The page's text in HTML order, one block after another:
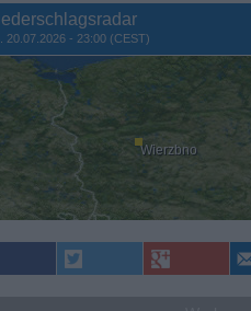
20.07.2026 - 23:00 (CEST)
Wierzbno